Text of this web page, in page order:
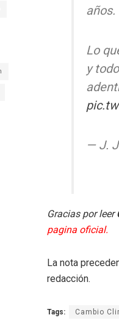
años.
Lo
y
— J.
Gracias por leer
pagina oficial.
La nota
redacción.
Tags: Cambio